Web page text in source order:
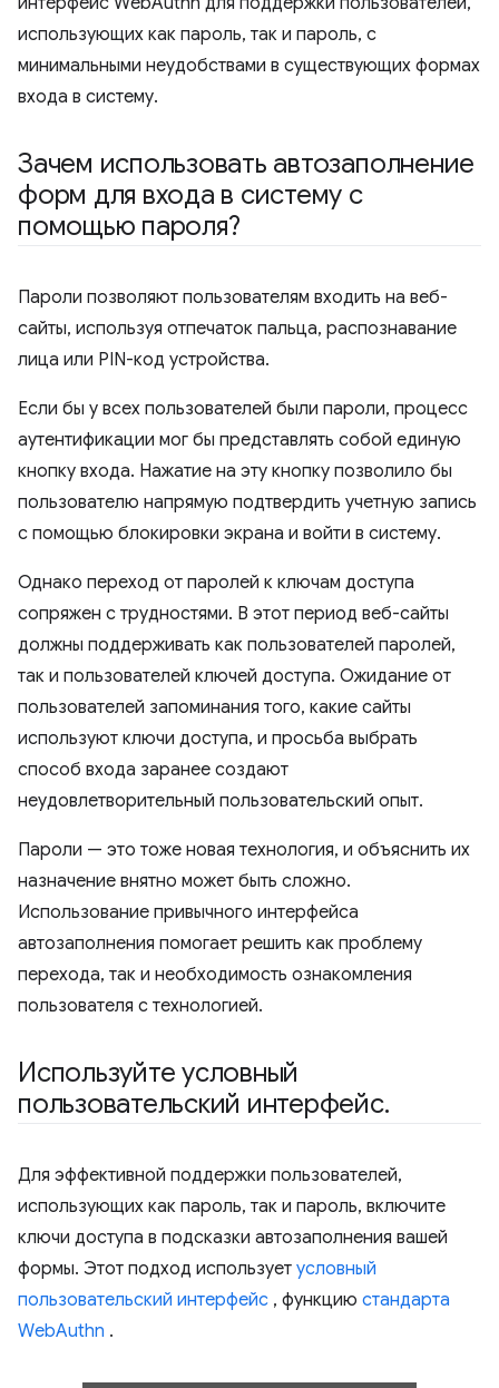
использующих как пароль, так и пароль, с
минимальными неудобствами в существующих формах
входа в систему.
Зачем использовать автозаполнение
форм для входа в систему с
помощью пароля?
Пароли позволяют пользователям входить на веб-
сайты, используя отпечаток пальца, распознавание
лица или PIN-код устройства.
Если бы у всех пользователей были пароли, процесс
аутентификации мог бы представлять собой единую
кнопку входа. Нажатие на эту кнопку позволило бы
пользователю напрямую подтвердить учетную запись
с помощью блокировки экрана и войти в систему.
Однако переход от паролей к ключам доступа
сопряжен с трудностями. В этот период веб-сайты
должны поддерживать как пользователей паролей,
так и пользователей ключей доступа. Ожидание от
пользователей запоминания того, какие сайты
используют ключи доступа, и просьба выбрать
способ входа заранее создают
неудовлетворительный пользовательский опыт.
Пароли — это тоже новая технология, и объяснить их
назначение внятно может быть сложно.
Использование привычного интерфейса
автозаполнения помогает решить как проблему
перехода, так и необходимость ознакомления
пользователя с технологией.
Используйте условный
пользовательский интерфейс.
Для эффективной поддержки пользователей,
использующих как пароль, так и пароль, включите
ключи доступа в подсказки автозаполнения вашей
формы. Этот подход использует условный
пользовательский интерфейс , функцию стандарта
WebAuthn .